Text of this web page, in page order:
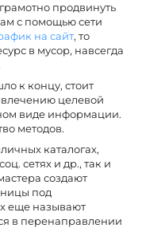
продвинуть
с помощью сети
на сайт, то
в мусор, навсегда
к концу, стоит
целевой
виде информации.
методов.
каталогах,
сетях и др., так и
создают
под
еще называют
в перенаправлении